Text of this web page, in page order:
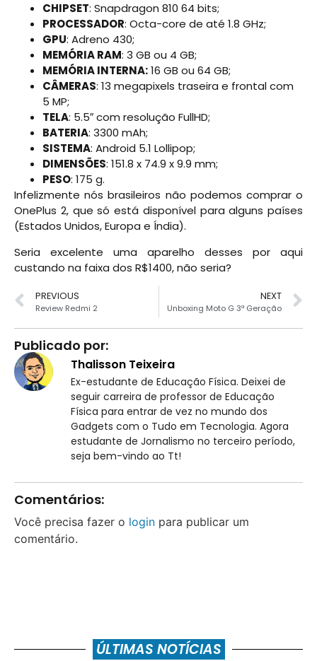
CHIPSET: Snapdragon 810 64 bits;
PROCESSADOR: Octa-core de até 1.8 GHz;
GPU: Adreno 430;
MEMÓRIA RAM: 3 GB ou 4 GB;
MEMÓRIA INTERNA:16 GB ou 64 GB;
CÂMERAS: 13 megapixels traseira e frontal com
5 MP;
TELA: 5.5″ com resolução FullHD;
BATERIA: 3300 mAh;
SISTEMA: Android 5.1 Lollipop;
DIMENSÕES: 151.8 x 74.9 x 9.9 mm;
PESO: 175 g.
Infelizmente nós brasileiros não podemos comprar o
OnePlus 2, que só está disponível para alguns países
(Estados Unidos, Europa e Índia).
Seria excelente uma aparelho desses por aqui
custando na faixa dos R$1400, não seria?
PREVIOUS
Review Redmi 2
NEXT
Unboxing Moto G 3ª Geração
Publicado por:
Thalisson Teixeira
Ex-estudante de Educação Física. Deixei de
seguir carreira de professor de Educação
Física para entrar de vez no mundo dos
Gadgets com o Tudo em Tecnologia. Agora
estudante de Jornalismo no terceiro período,
seja bem-vindo ao Tt!
Comentários:
Você precisa fazer o login para publicar um
comentário.
ÚLTIMAS NOTÍCIAS